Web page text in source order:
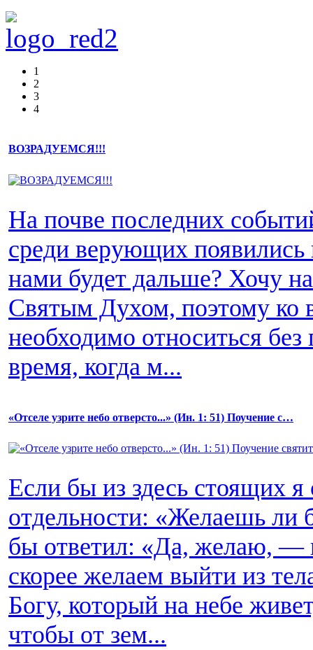
1
2
3
4
ВОЗРАДУЕМСЯ!!!
На почве последних
среди верующих
нами будет дальше? Хочу
Святым Духом, поэтому ко
необходимо относиться
время, когда м...
«Отселе узрите небо отверсто...» (Ин. 1: 51) Поучение c…
Если бы из здесь стоящих
отдельности: «Желаешь
бы ответил: «Да, желаю, —
скорее желаем выйти из
Богу, который на небе
чтобы от зем...